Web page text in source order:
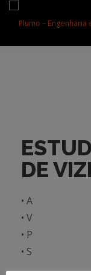
DE
• A
• V
• P
• S